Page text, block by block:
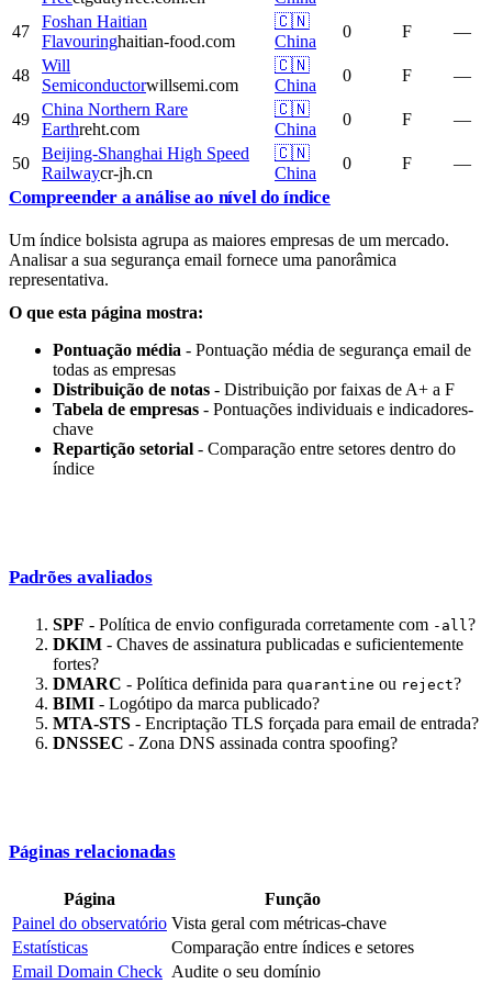
47
Foshan Haitian
Flavouringhaitian-food.com
🇨🇳
China
0 F —
48
Will
Semiconductorwillsemi.com
🇨🇳
China
0 F —
49
China Northern Rare
Earthreht.com
🇨🇳
China
0 F —
50
Beijing-Shanghai High Speed
Railwaycr-jh.cn
🇨🇳
China
0 F —
Compreender a análise ao nível do índice
Um índice bolsista agrupa as maiores empresas de um mercado.
Analisar a sua segurança email fornece uma panorâmica
representativa.
O que esta página mostra:
Pontuação média - Pontuação média de segurança email de
todas as empresas
Distribuição de notas - Distribuição por faixas de A+ a F
Tabela de empresas - Pontuações individuais e indicadores-
chave
Repartição setorial - Comparação entre setores dentro do
índice
Padrões avaliados
SPF - Política de envio configurada corretamente com -all?
DKIM - Chaves de assinatura publicadas e suficientemente
fortes?
DMARC - Política definida para quarantine ou reject?
BIMI - Logótipo da marca publicado?
MTA-STS - Encriptação TLS forçada para email de entrada?
DNSSEC - Zona DNS assinada contra spoofing?
Páginas relacionadas
Página
Função
Painel do observatório Vista geral com métricas-chave
Estatísticas
Comparação entre índices e setores
Email Domain Check Audite o seu domínio